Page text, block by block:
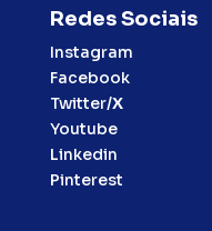
Redes Sociais
Instagram
Facebook
Twitter/X
Youtube
Linkedin
Pinterest